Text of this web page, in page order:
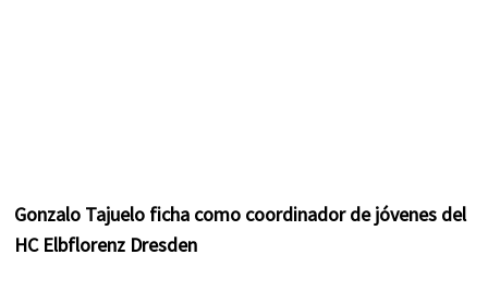
Gonzalo Tajuelo ficha como coordinador de jóvenes del
HC Elbflorenz Dresden